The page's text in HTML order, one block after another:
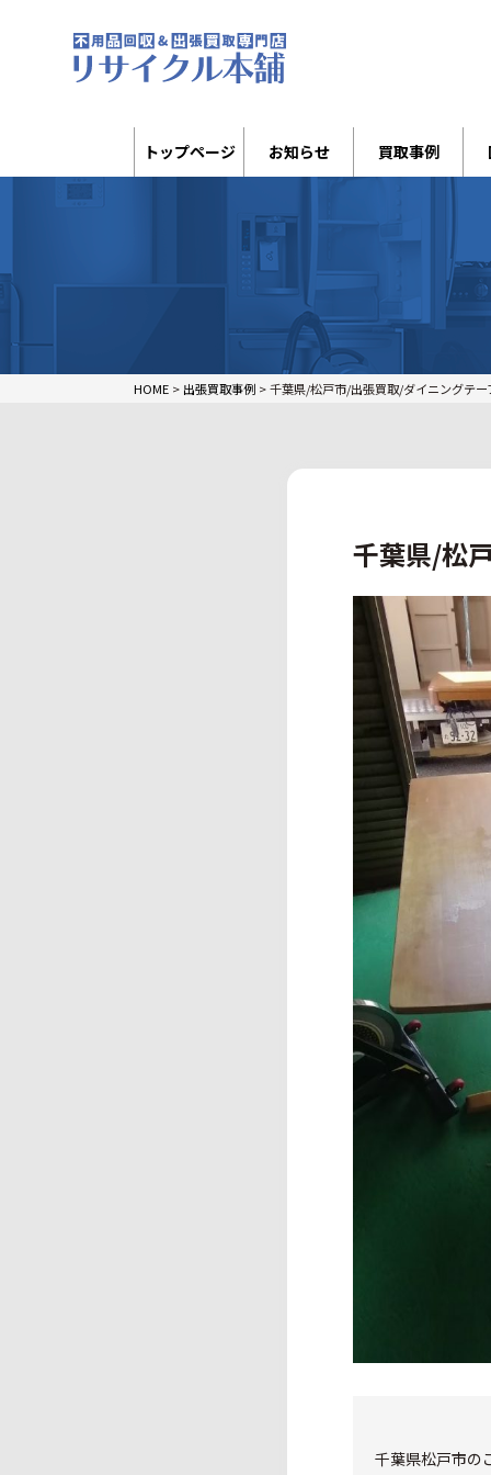
トップページ お知らせ 買取事例
HOME > 出張買取事例 >千葉県/松戸市/出張買取/ダイニングテー
千葉県/松
千葉県松戸市の